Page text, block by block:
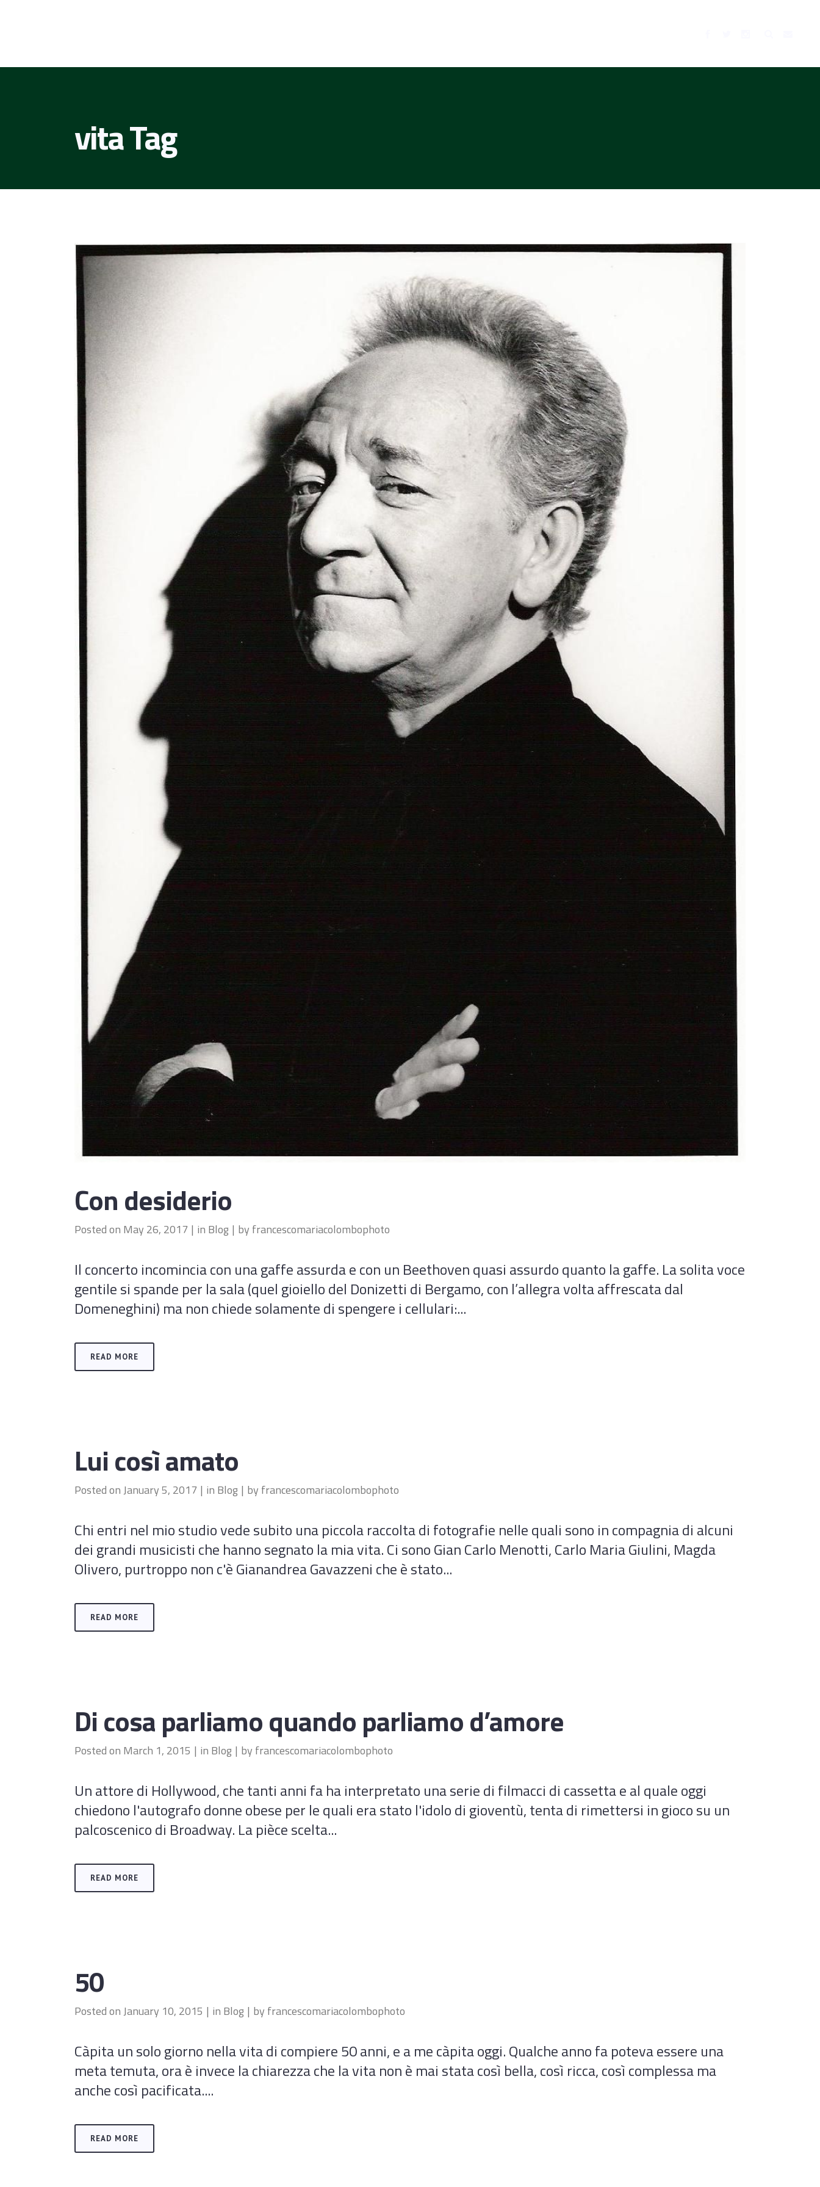
vita Tag
Con desiderio
Posted on May 26, 2017 in Blog by francescomariacolombophoto
Il concerto incomincia con una gaffe assurda e con un Beethoven quasi assurdo quanto la gaffe. La solita voce
gentile si spande per la sala (quel gioiello del Donizetti di Bergamo, con l’allegra volta affrescata dal
Domeneghini) ma non chiede solamente di spengere i cellulari:...
READ MORE
Lui così amato
Posted onJanuary 5, 2017 in Blog by francescomariacolombophoto
Chi entri nel mio studio vede subito una piccola raccolta di fotografie nelle quali sono in compagnia di alcuni
dei grandi musicisti che hanno segnato la mia vita. Ci sono Gian Carlo Menotti, Carlo Maria Giulini, Magda
Olivero, purtroppo non c'è Gianandrea Gavazzeni che è stato...
READ MORE
Di cosa parliamo quando parliamo d’amore
Posted on March 1, 2015 in Blog by francescomariacolombophoto
Un attore di Hollywood, che tanti anni fa ha interpretato una serie di filmacci di cassetta e al quale oggi
chiedono l'autografo donne obese per le quali era stato l'idolo di gioventù, tenta di rimettersi in gioco su un
palcoscenico di Broadway. La pièce scelta...
READ MORE
50
Posted onJanuary 10, 2015 in Blog by francescomariacolombophoto
Càpita un solo giorno nella vita di compiere 50 anni, e a me càpita oggi. Qualche anno fa poteva essere una
meta temuta, ora è invece la chiarezza che la vita non è mai stata così bella, così ricca, così complessa ma
anche così pacificata....
READ MORE